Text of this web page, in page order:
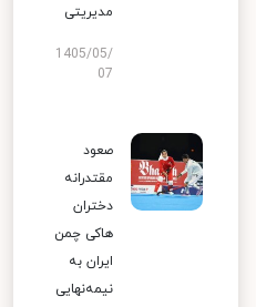
مدیریتی
1405/05/
07
صعود
مقتدرانه
دختران
هاکی چمن
ایران به
نیمه‌نهایی